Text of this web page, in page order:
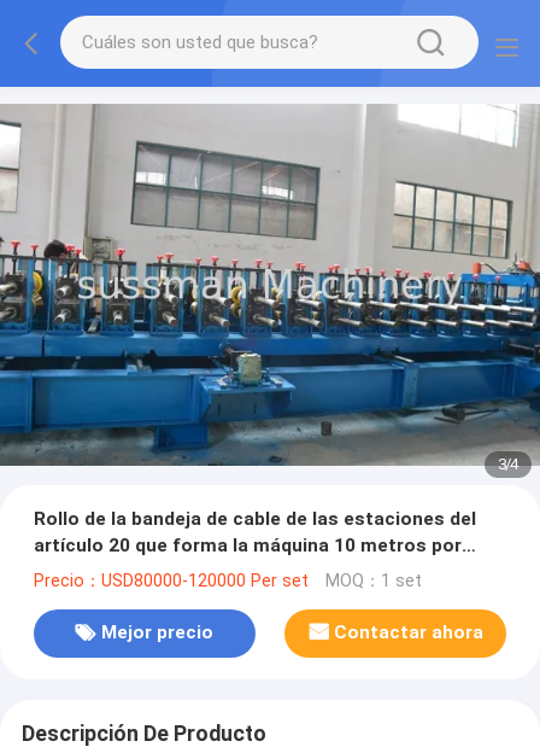
3/4
Rollo de la bandeja de cable de las estaciones del
artículo 20 que forma la máquina 10 metros por
minuto
Precio：USD80000-120000 Per set MOQ：1 set
Mejor precio Contactar ahora
Descripción De Producto